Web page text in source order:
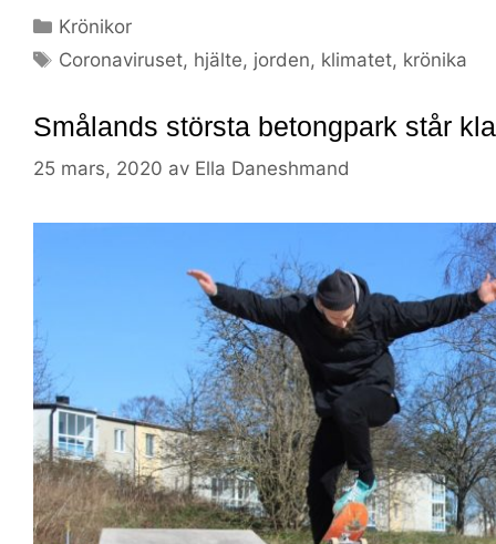
Krönikor
Coronaviruset, hjälte, jorden, klimatet, krönika
Smålands största betongpark står
25 mars, 2020 av Ella Daneshmand